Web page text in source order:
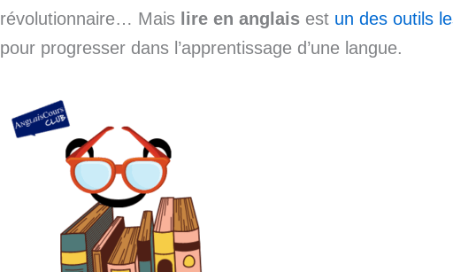
révolutionnaire… Mais lire en anglais est un des outils
pour progresser dans l’apprentissage d’une langue.